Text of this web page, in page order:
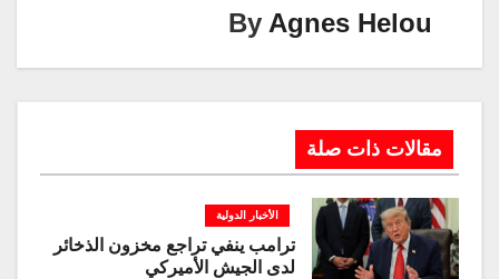
k
By Agnes Helou
مقالات ذات صلة
الأخبار الدولية
ترامب ينفي تراجع مخزون الذخائر
لدى الجيش الأميركي